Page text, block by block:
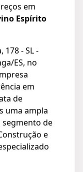
em
Espírito
178 - SL -
ES, no
em
de
uma ampla
de
e